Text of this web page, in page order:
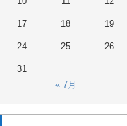
17 18 19
24 25 26
31
« 7月